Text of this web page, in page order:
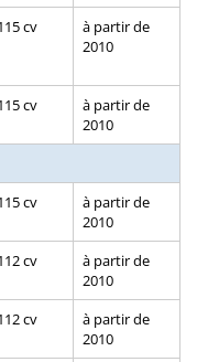
cv
à partir de
2010
cv
à partir de
2010
cv
à partir de
2010
cv
à partir de
2010
cv
à partir de
2010